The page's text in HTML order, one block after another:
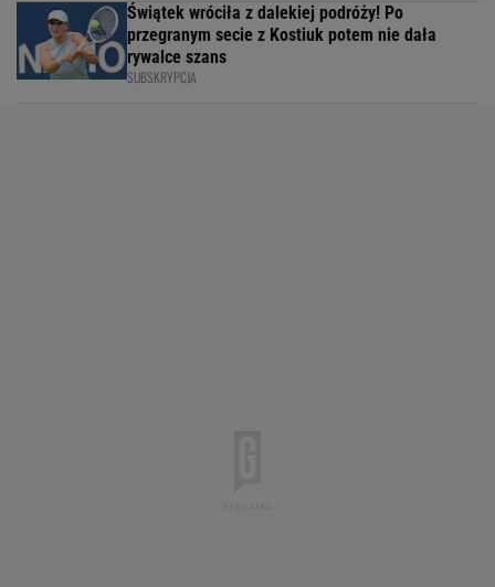
Świątek wróciła z dalekiej podróży! Po
przegranym secie z Kostiuk potem nie dała
rywalce szans
SUBSKRYPCJA